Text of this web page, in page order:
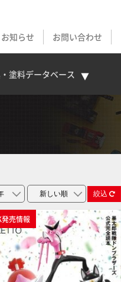
お知らせ
お問い合わせ
塗料データベース
絞込
売情報